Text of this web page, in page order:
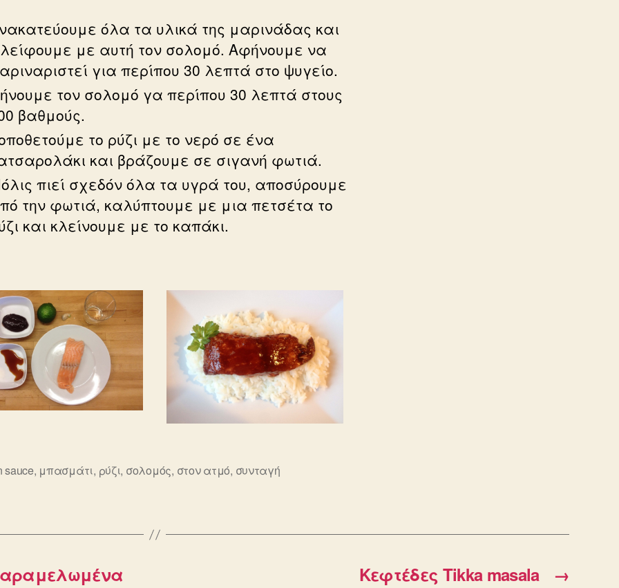
όλα τα υλικά της μαρινάδας και
με αυτή τον σολομό. Αφήνουμε να
για περίπου 30 λεπτά στο ψυγείο.
τον σολομό γα περίπου 30 λεπτά στους
βαθμούς.
το ρύζι με το νερό σε ένα
και βράζουμε σε σιγανή φωτιά.
πιεί σχεδόν όλα τα υγρά του, αποσύρουμε
την φωτιά, καλύπτουμε με μια πετσέτα το
και κλείνουμε με το καπάκι.
sauce, μπασμάτι, ρύζι, σολομός, στον ατμό, συνταγή
→
Κεφτέδες Tikka masala